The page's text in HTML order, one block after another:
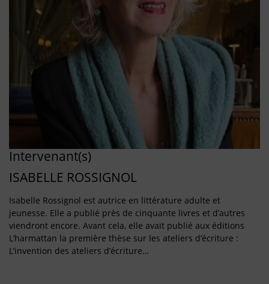
Intervenant(s)
ISABELLE ROSSIGNOL
Isabelle Rossignol est autrice en littérature adulte et
jeunesse. Elle a publié près de cinquante livres et d’autres
viendront encore. Avant cela, elle avait publié aux éditions
L’harmattan la première thèse sur les ateliers d’écriture :
L’invention des ateliers d’écriture…